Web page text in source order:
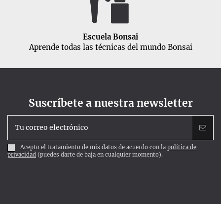
Escuela Bonsai
Aprende todas las técnicas del mundo Bonsai
Suscríbete a nuestra newsletter
Acepto el tratamiento de mis datos de acuerdo con la política de
privacidad (puedes darte de baja en cualquier momento).